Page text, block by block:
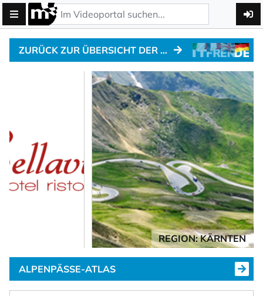
ZURÜCK ZUR ÜBERSICHT DER MOTO-HOTELS
REGION: KÄRNTEN
ALPENPÄSSE-ATLAS